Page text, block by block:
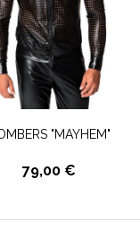
"MAYHEM"
79,00 €